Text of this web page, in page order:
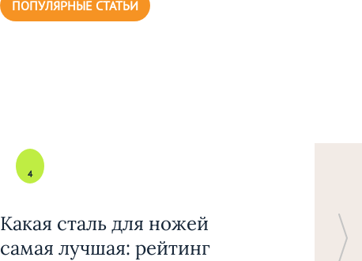
ПОПУЛЯРНЫЕ СТАТЬИ
4
Какая сталь для ножей
самая лучшая: рейтинг